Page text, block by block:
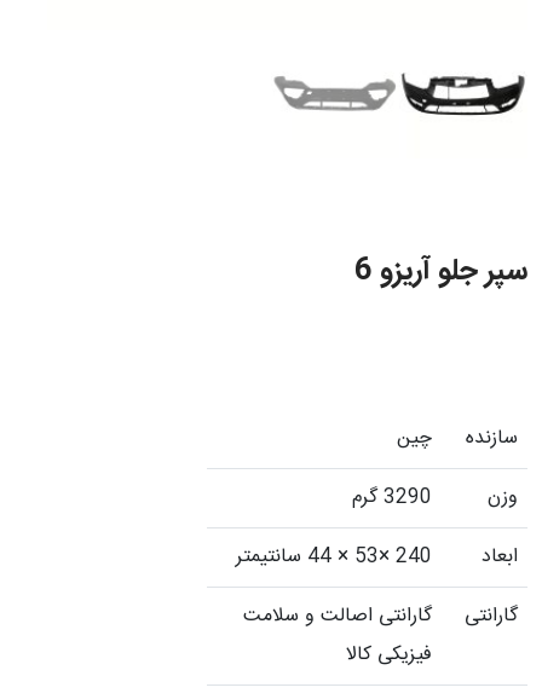
سپر جلو آریزو 6
سازنده
چین
وزن
3290 گرم
ابعاد
240 ×53 × 44 سانتیمتر
گارانتی
گارانتی اصالت و سلامت
فیزیکی کالا